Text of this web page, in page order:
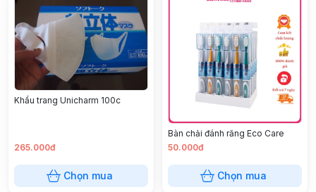
Khẩu trang Unicharm 100c
265.000đ
Chọn mua
Bàn chải đánh răng Eco Care
50.000đ
Chọn mua